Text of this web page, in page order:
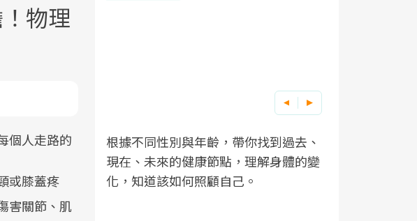
物理
個人走路的
或膝蓋疼
害關節、肌
灣正在快速
。隨著國家
會」與「長
」已成全民
驗「一站式
驗到運動，
變化」出
受的對話，
引導實際的
根據不同性別與年齡，帶你找到過去、
現在、未來的健康節點，理解身體的變
化，知道該如何照顧自己。